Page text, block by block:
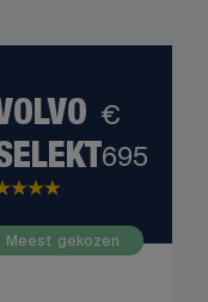
Meest gekozen
€
695